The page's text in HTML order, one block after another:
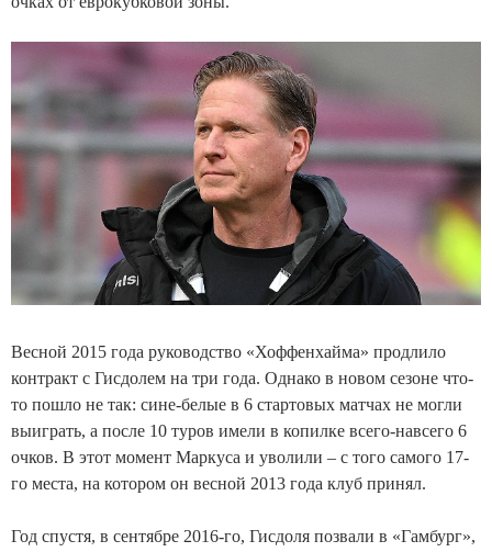
Весной 2015 года руководство «Хоффенхайма» продлило
контракт с Гисдолем на три года. Однако в новом сезоне что-
то пошло не так: сине-белые в 6 стартовых матчах не могли
выиграть, а после 10 туров имели в копилке всего-навсего 6
очков. В этот момент Маркуса и уволили – с того самого 17-
го места, на котором он весной 2013 года клуб принял.
Год спустя, в сентябре 2016-го, Гисдоля позвали в «Гамбург»,